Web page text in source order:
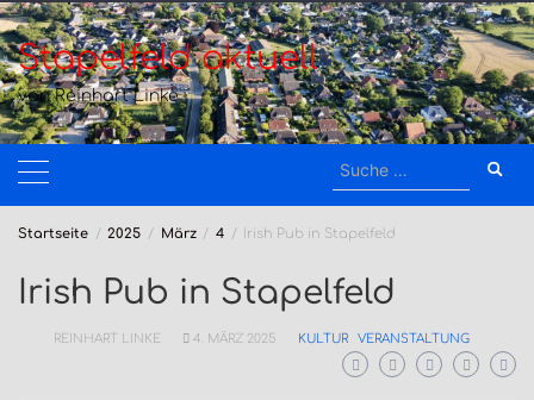
Zum
Inhalt
springen
Stapelfeld aktuell
von Reinhart Linke
Suche
nach:
Startseite 2025 März 4 Irish Pub in Stapelfeld
Irish Pub in Stapelfeld
REINHART LINKE 4. MÄRZ 2025 KULTUR VERANSTALTUNG